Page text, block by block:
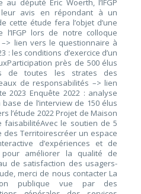
député Eric Woerth, l’IFGP
avis en répondant à un
cette étude fera l’objet d’une
l’IFGP lors de notre colloque
lien vers le questionnaire à
: les conditions d’exercice d’un
près de 500 élus
de toutes les strates des
de responsabilités –> lien
2023 Enquête 2022 : analyse
de l’interview de 150 élus
l’étude 2022 Projet de Maison
faisabilitéAvec le soutien de 5
des Territoirescréer un espace
d’expériences et de
pour améliorer la qualité de
de satisfaction des usagers-
merci de nous contacter La
publique vue par des